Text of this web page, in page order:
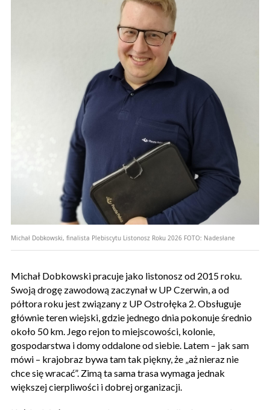
Michał Dobkowski, finalista Plebiscytu Listonosz Roku 2026 FOTO: Nadesłane
Michał Dobkowski pracuje jako listonosz od 2015 roku.
Swoją drogę zawodową zaczynał w UP Czerwin, a od
półtora roku jest związany z UP Ostrołęka 2. Obsługuje
głównie teren wiejski, gdzie jednego dnia pokonuje średnio
około 50 km. Jego rejon to miejscowości, kolonie,
gospodarstwa i domy oddalone od siebie. Latem – jak sam
mówi – krajobraz bywa tam tak piękny, że „aż nieraz nie
chce się wracać”. Zimą ta sama trasa wymaga jednak
większej cierpliwości i dobrej organizacji.